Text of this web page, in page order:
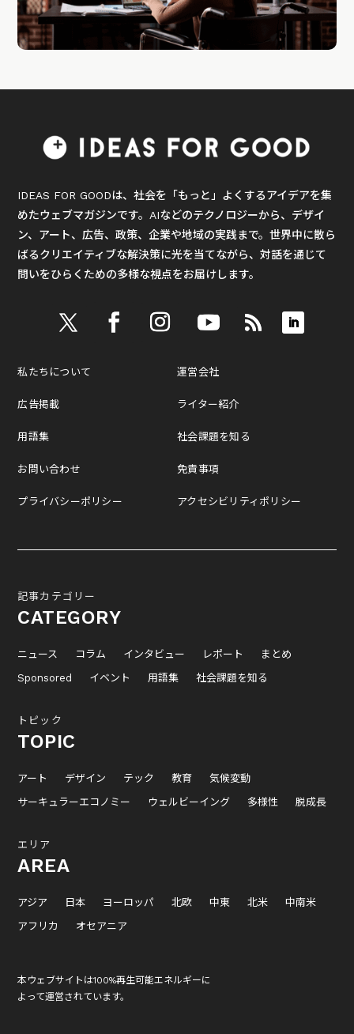
IDEAS FOR GOODは、社会を「もっと」よくするアイデアを集
めたウェブマガジンです。AIなどのテクノロジーから、デザイ
ン、アート、広告、政策、企業や地域の実践まで。世界中に散ら
ばるクリエイティブな解決策に光を当てながら、対話を通じて
問いをひらくための多様な視点をお届けします。
私たちについて
広告掲載
用語集
お問い合わせ
プライバシーポリシー
運営会社
ライター紹介
社会課題を知る
免責事項
アクセシビリティポリシー
記事カテゴリー
CATEGORY
ニュース コラム インタビュー レポート
まとめ
Sponsored
イベント 用語集 社会課題を知る
トピック
TOPIC
アート デザイン テック 教育
気候変動
サーキュラーエコノミー
ウェルビーイング 多様性 脱成長
エリア
AREA
アジア 日本 ヨーロッパ 北欧 中東 北米
中南米
アフリカ
オセアニア
本ウェブサイトは100%再生可能エネルギーに
よって運営されています。